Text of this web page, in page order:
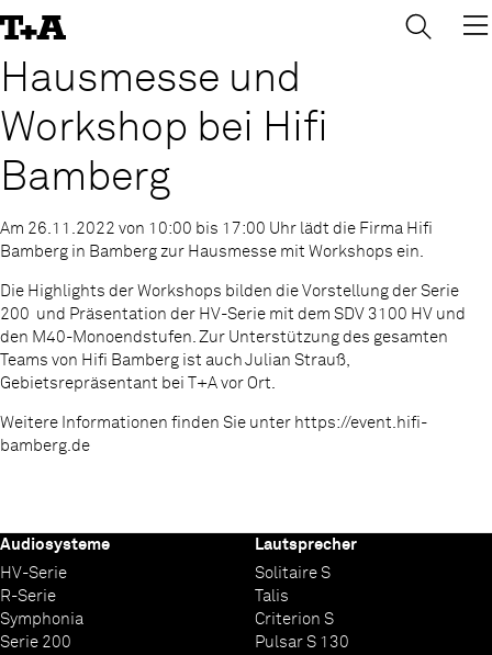
to
Hausmesse und
Workshop bei Hifi
Bamberg
Am 26.11.2022 von 10:00 bis 17:00 Uhr lädt die Firma Hifi
Bamberg in Bamberg zur Hausmesse mit Workshops ein.
Die Highlights der Workshops bilden die Vorstellung der Serie
200 und Präsentation der HV-Serie mit dem SDV 3100 HV und
den M40-Monoendstufen. Zur Unterstützung des gesamten
Teams von Hifi Bamberg ist auch Julian Strauß,
Gebietsrepräsentant bei T+A vor Ort.
Weitere Informationen finden Sie unter https://event.hifi-
bamberg.de
Audiosysteme
HV-Serie
R-Serie
Symphonia
Serie 200
Lautsprecher
Solitaire S
Talis
Criterion S
Pulsar S 130
→ ×